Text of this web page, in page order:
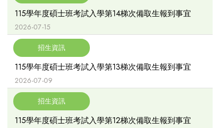
115學年度碩士班考試入學第14梯次備取生報到事宜
2026-07-15
招生資訊
115學年度碩士班考試入學第13梯次備取生報到事宜
2026-07-09
招生資訊
115學年度碩士班考試入學第12梯次備取生報到事宜